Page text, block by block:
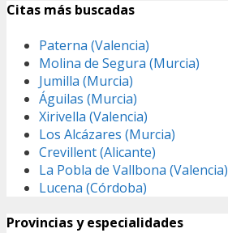
Citas más buscadas
Paterna (Valencia)
Molina de Segura (Murcia)
Jumilla (Murcia)
Águilas (Murcia)
Xirivella (Valencia)
Los Alcázares (Murcia)
Crevillent (Alicante)
La Pobla de Vallbona (Valencia)
Lucena (Córdoba)
Provincias y especialidades